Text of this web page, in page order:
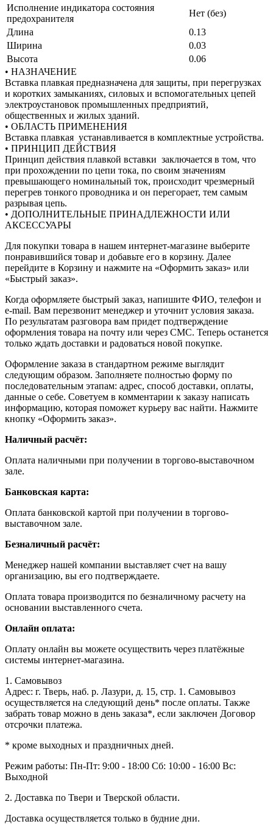
Исполнение индикатора состояния
предохранителя
Нет (без)
Длина
0.13
Ширина
0.03
Высота
0.06
• НАЗНАЧЕНИЕ
Вставка плавкая предназначена для защиты, при перегрузках
и коротких замыканиях, силовых и вспомогательных цепей
электроустановок промышленных предприятий,
общественных и жилых зданий.
• ОБЛАСТЬ ПРИМЕНЕНИЯ
Вставка плавкая устанавливается в комплектные устройства.
• ПРИНЦИП ДЕЙСТВИЯ
Принцип действия плавкой вставки заключается в том, что
при прохождении по цепи тока, по своим значениям
превышающего номинальный ток, происходит чрезмерный
перегрев тонкого проводника и он перегорает, тем самым
разрывая цепь.
• ДОПОЛНИТЕЛЬНЫЕ ПРИНАДЛЕЖНОСТИ ИЛИ
АКСЕССУАРЫ
Для покупки товара в нашем интернет-магазине выберите
понравившийся товар и добавьте его в корзину. Далее
перейдите в Корзину и нажмите на «Оформить заказ» или
«Быстрый заказ».
Когда оформляете быстрый заказ, напишите ФИО, телефон и
e-mail. Вам перезвонит менеджер и уточнит условия заказа.
По результатам разговора вам придет подтверждение
оформления товара на почту или через СМС. Теперь останется
только ждать доставки и радоваться новой покупке.
Оформление заказа в стандартном режиме выглядит
следующим образом. Заполняете полностью форму по
последовательным этапам: адрес, способ доставки, оплаты,
данные о себе. Советуем в комментарии к заказу написать
информацию, которая поможет курьеру вас найти. Нажмите
кнопку «Оформить заказ».
Наличный расчёт:
Оплата наличными при получении в торгово-выставочном
зале.
Банковская карта:
Оплата банковской картой при получении в торгово-
выставочном зале.
Безналичный расчёт:
Менеджер нашей компании выставляет счет на вашу
организацию, вы его подтверждаете.
Оплата товара производится по безналичному расчету на
основании выставленного счета.
Онлайн оплата:
Оплату онлайн вы можете осуществить через платёжные
системы интернет-магазина.
1. Самовывоз
Адрес: г. Тверь, наб. р. Лазури, д. 15, стр. 1. Самовывоз
осуществляется на следующий день* после оплаты. Также
забрать товар можно в день заказа*, если заключен Договор
отсрочки платежа.
* кроме выходных и праздничных дней.
Режим работы: Пн-Пт: 9:00 - 18:00 Сб: 10:00 - 16:00 Вс:
Выходной
2. Доставка по Твери и Тверской области.
Доставка осуществляется только в будние дни.